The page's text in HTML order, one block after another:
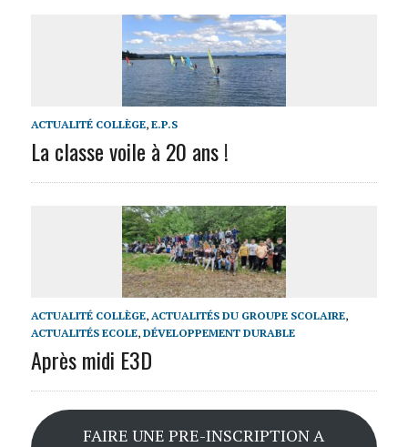
ACTUALITÉ COLLÈGE, E.P.S
La classe voile à 20 ans !
ACTUALITÉ COLLÈGE, ACTUALITÉS DU GROUPE SCOLAIRE,
ACTUALITÉS ECOLE, DÉVELOPPEMENT DURABLE
Après midi E3D
FAIRE UNE PRE-INSCRIPTION A